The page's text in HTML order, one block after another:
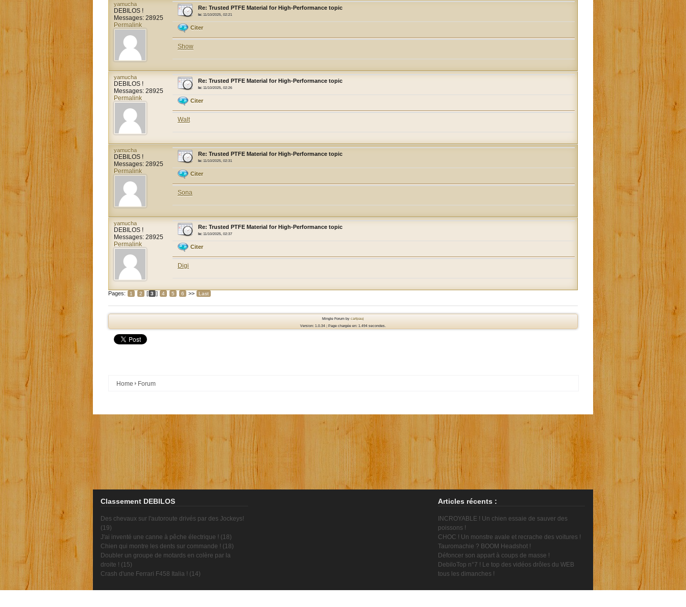
yamucha
DEBILOS !
Messages: 28925
Permalink
Re: Trusted PTFE Material for High-Performance topic
le: 11/10/2025, 02:21
Citer
Show
yamucha
DEBILOS !
Messages: 28925
Permalink
Re: Trusted PTFE Material for High-Performance topic
le: 11/10/2025, 02:26
Citer
Walt
yamucha
DEBILOS !
Messages: 28925
Permalink
Re: Trusted PTFE Material for High-Performance topic
le: 11/10/2025, 02:31
Citer
Sona
yamucha
DEBILOS !
Messages: 28925
Permalink
Re: Trusted PTFE Material for High-Performance topic
le: 11/10/2025, 02:37
Citer
Digi
Pages: 1 2 [ 3 ] 4 5 6 >> Last
Mingle Forum by cartpauj
Version: 1.0.34 ; Page chargée en: 1.494 secondes.
Home Forum
Classement DEBILOS
Des chevaux sur l'autoroute drivés par des Jockeys!
(19)
J'ai inventé une canne à pêche électrique ! (18)
Chien qui montre les dents sur commande ! (18)
Doubler un groupe de motards en colère par la
droite ! (15)
Crash d'une Ferrari F458 Italia ! (14)
Articles récents :
INCROYABLE ! Un chien essaie de sauver des
poissons !
CHOC ! Un monstre avale et recrache des voitures !
Tauromachie ? BOOM Headshot !
Défoncer son appart à coups de masse !
DebiloTop n°7 ! Le top des vidéos drôles du WEB
tous les dimanches !